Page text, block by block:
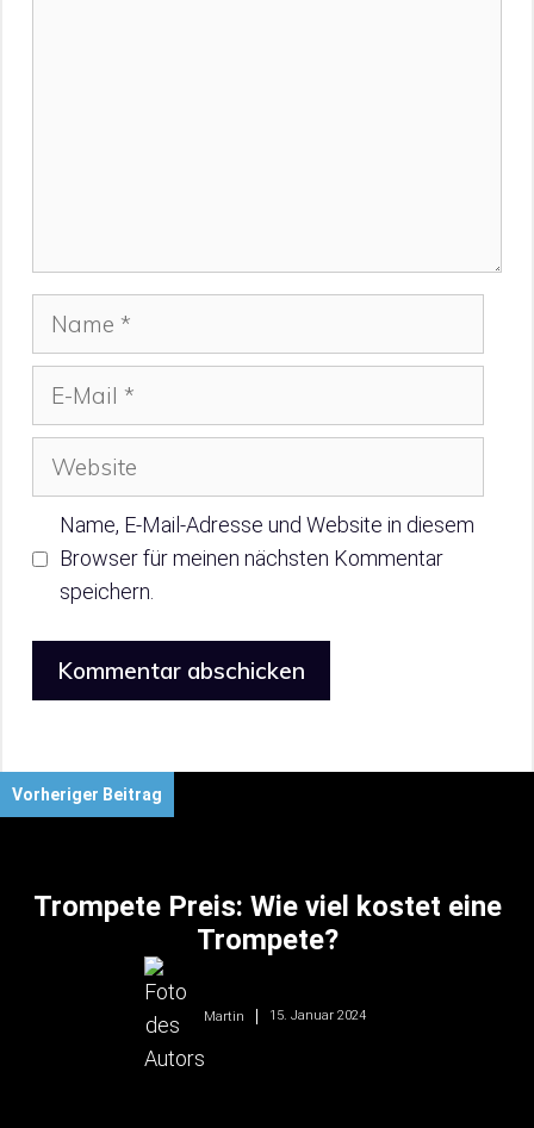
Name, E-Mail-Adresse und Website in diesem
Browser für meinen nächsten Kommentar
speichern.
Vorheriger Beitrag
Trompete Preis: Wie viel kostet eine
Trompete?
Martin 15. Januar 2024